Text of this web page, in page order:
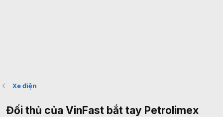
Xe điện
Đối thủ của VinFast bắt tay Petrolimex